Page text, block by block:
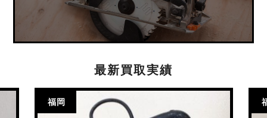
最新買取実績
福岡